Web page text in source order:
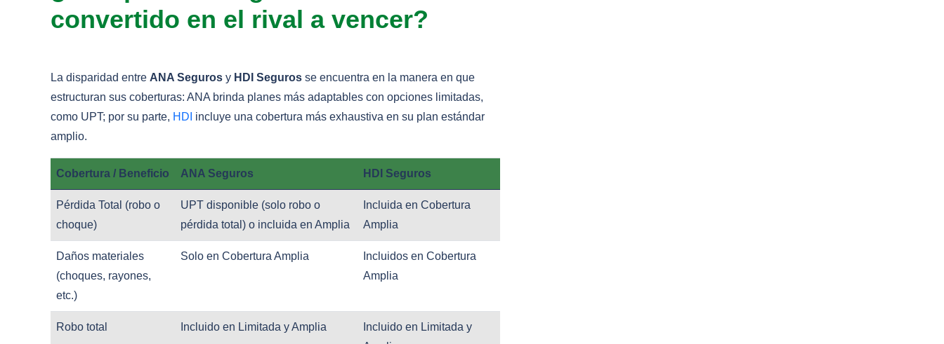
convertido en el rival a vencer?
La disparidad entre ANA Seguros y HDI Seguros se encuentra en la manera en que
estructuran sus coberturas: ANA brinda planes más adaptables con opciones limitadas,
como UPT; por su parte, HDI incluye una cobertura más exhaustiva en su plan estándar
amplio.
Cobertura / Beneficio ANA Seguros HDI Seguros
Pérdida Total (robo o
choque)
UPT disponible (solo robo o
pérdida total) o incluida en Amplia
Incluida en Cobertura
Amplia
Daños materiales
(choques, rayones,
etc.)
Solo en Cobertura Amplia
Incluidos en Cobertura
Amplia
Robo total Incluido en Limitada y Amplia
Incluido en Limitada y